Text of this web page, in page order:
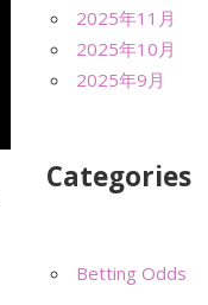
2025年11月
2025年10月
2025年9月
Categories
Betting Odds